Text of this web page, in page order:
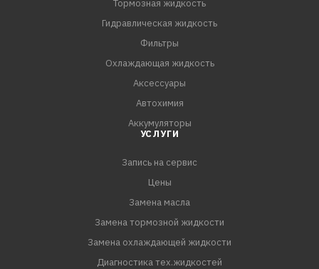
Тормозная жидкость
Гидравлическая жидкость
Фильтры
Охлаждающая жидкость
Аксессуары
Автохимия
Аккумуляторы
УСЛУГИ
Запись на сервис
Цены
Замена масла
Замена тормозной жидкости
Замена охлаждающей жидкости
Диагностика тех.жидкостей